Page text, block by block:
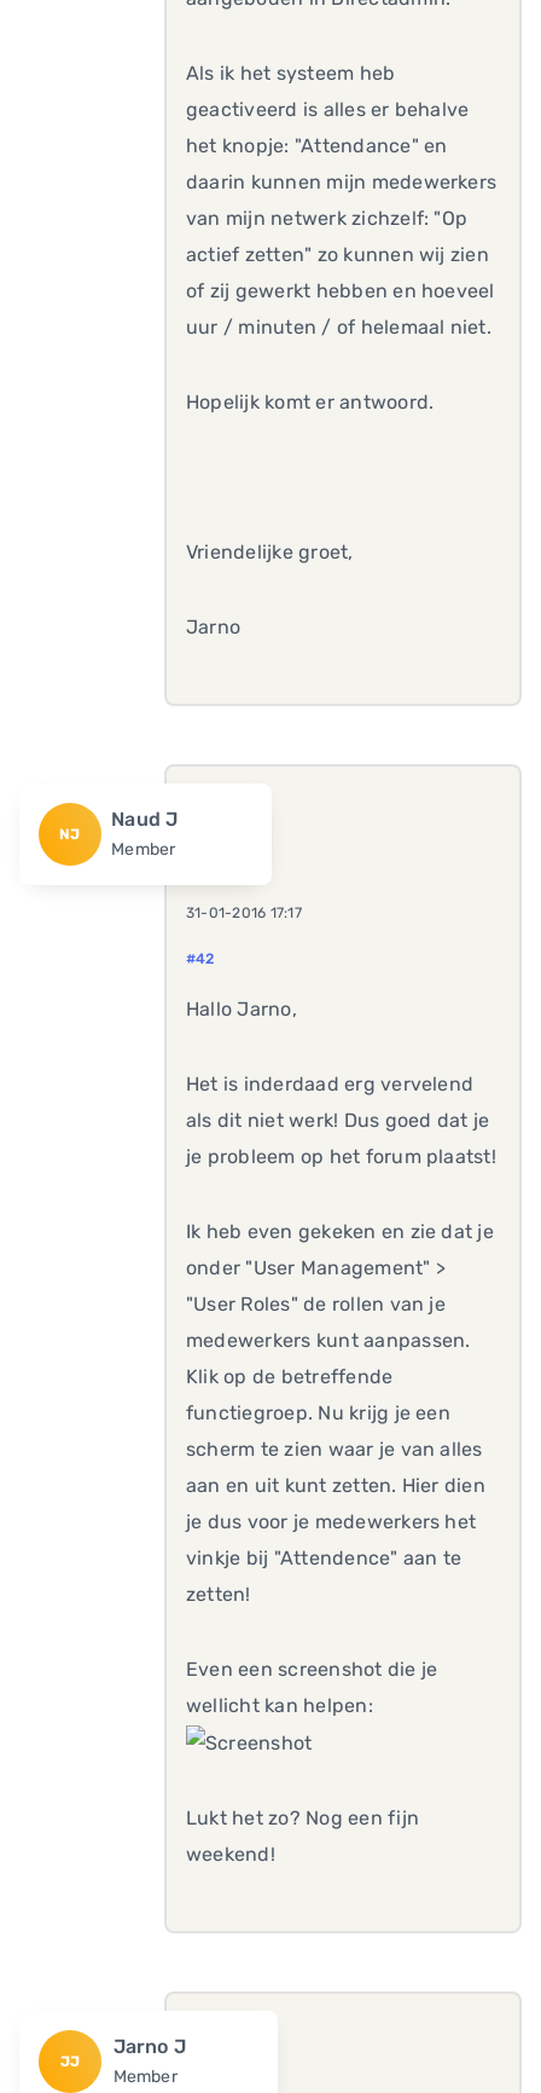
Als ik het systeem heb
geactiveerd is alles er behalve
het knopje: "Attendance" en
daarin kunnen mijn medewerkers
van mijn netwerk zichzelf: "Op
actief zetten" zo kunnen wij zien
of zij gewerkt hebben en hoeveel
uur / minuten / of helemaal niet.
Hopelijk komt er antwoord.
Vriendelijke groet,
Jarno
NJ
Naud J
Member
31-01-2016 17:17
#42
Hallo Jarno,
Het is inderdaad erg vervelend
als dit niet werk! Dus goed dat je
je probleem op het forum plaatst!
Ik heb even gekeken en zie dat je
onder "User Management" >
"User Roles" de rollen van je
medewerkers kunt aanpassen.
Klik op de betreffende
functiegroep. Nu krijg je een
scherm te zien waar je van alles
aan en uit kunt zetten. Hier dien
je dus voor je medewerkers het
vinkje bij "Attendence" aan te
zetten!
Even een screenshot die je
wellicht kan helpen:
Lukt het zo? Nog een fijn
weekend!
JJ
Jarno J
Member